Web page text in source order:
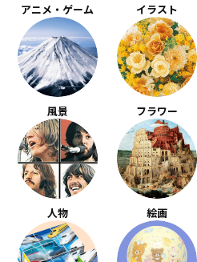
アニメ・ゲーム イラスト
風景 フラワー
人物 絵画